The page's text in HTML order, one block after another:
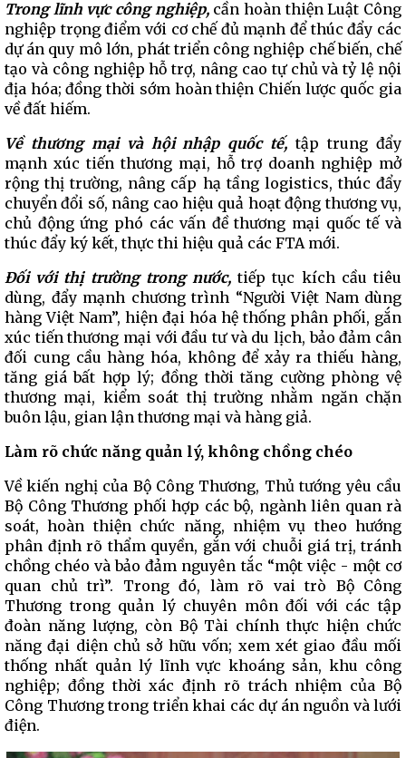
Trong lĩnh vực công nghiệp,cần hoàn thiện Luật Công
nghiệp trọng điểm với cơ chế đủ mạnh để thúc đẩy các
dự án quy mô lớn, phát triển công nghiệp chế biến, chế
tạo và công nghiệp hỗ trợ, nâng cao tự chủ và tỷ lệ nội
địa hóa; đồng thời sớm hoàn thiện Chiến lược quốc gia
về đất hiếm.
Về thương mại và hội nhập quốc tế, tập trung đẩy
mạnh xúc tiến thương mại, hỗ trợ doanh nghiệp mở
rộng thị trường, nâng cấp hạ tầng logistics, thúc đẩy
chuyển đổi số, nâng cao hiệu quả hoạt động thương vụ,
chủ động ứng phó các vấn đề thương mại quốc tế và
thúc đẩy ký kết, thực thi hiệu quả các FTA mới.
Đối với thị trường trong nước,tiếp tục kích cầu tiêu
dùng, đẩy mạnh chương trình “Người Việt Nam dùng
hàng Việt Nam”, hiện đại hóa hệ thống phân phối, gắn
xúc tiến thương mại với đầu tư và du lịch, bảo đảm cân
đối cung cầu hàng hóa, không để xảy ra thiếu hàng,
tăng giá bất hợp lý; đồng thời tăng cường phòng vệ
thương mại, kiểm soát thị trường nhằm ngăn chặn
buôn lậu, gian lận thương mại và hàng giả.
Làm rõ chức năng quản lý, không chồng chéo
Về kiến nghị của Bộ Công Thương, Thủ tướng yêu cầu
Bộ Công Thương phối hợp các bộ, ngành liên quan rà
soát, hoàn thiện chức năng, nhiệm vụ theo hướng
phân định rõ thẩm quyền, gắn với chuỗi giá trị, tránh
chồng chéo và bảo đảm nguyên tắc “một việc - một cơ
quan chủ trì”. Trong đó, làm rõ vai trò Bộ Công
Thương trong quản lý chuyên môn đối với các tập
đoàn năng lượng, còn Bộ Tài chính thực hiện chức
năng đại diện chủ sở hữu vốn; xem xét giao đầu mối
thống nhất quản lý lĩnh vực khoáng sản, khu công
nghiệp; đồng thời xác định rõ trách nhiệm của Bộ
Công Thương trong triển khai các dự án nguồn và lưới
điện.